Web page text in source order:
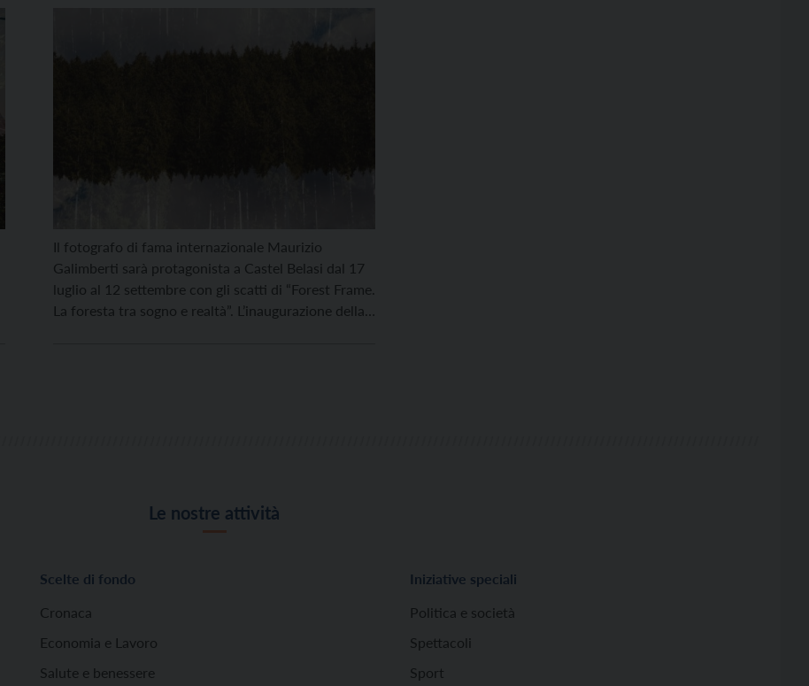
Il fotografo di fama internazionale Maurizio
Galimberti sarà protagonista a Castel Belasi dal 17
luglio al 12 settembre con gli scatti di “Forest Frame.
La foresta tra sogno e realtà”. L’inaugurazione della
Le nostre attività
Scelte di fondo
Cronaca
Economia e Lavoro
Salute e benessere
Iniziative speciali
Politica e società
Spettacoli
Sport